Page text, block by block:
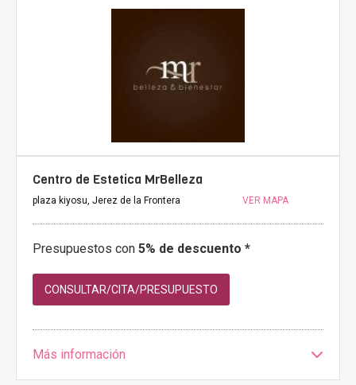
Centro de Estetica MrBelleza
plaza kiyosu, Jerez de la Frontera VER MAPA
Presupuestos con 5% de descuento *
CONSULTAR/CITA/PRESUPUESTO
Más información